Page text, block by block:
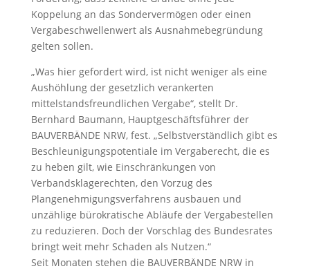
Koppelung an das Sondervermögen oder einen
Vergabeschwellenwert als Ausnahmebegründung
gelten sollen.
„Was hier gefordert wird, ist nicht weniger als eine
Aushöhlung der gesetzlich verankerten
mittelstandsfreundlichen Vergabe“, stellt Dr.
Bernhard Baumann, Hauptgeschäftsführer der
BAUVERBÄNDE NRW, fest. „Selbstverständlich gibt es
Beschleunigungspotentiale im Vergaberecht, die es
zu heben gilt, wie Einschränkungen von
Verbandsklagerechten, den Vorzug des
Plangenehmigungsverfahrens ausbauen und
unzählige bürokratische Abläufe der Vergabestellen
zu reduzieren. Doch der Vorschlag des Bundesrates
bringt weit mehr Schaden als Nutzen.“
Seit Monaten stehen die BAUVERBÄNDE NRW in